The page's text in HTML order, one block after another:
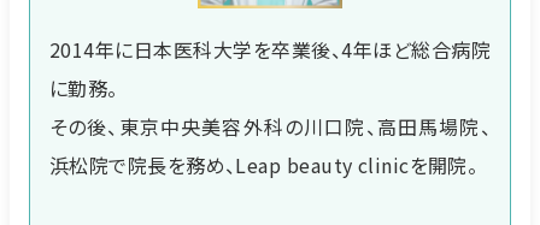
2014年に日本医科大学を卒業後、4年ほど総合病院
に勤務。
その後、東京中央美容外科の川口院、高田馬場院、
浜松院で院長を務め、Leap beauty clinicを開院。